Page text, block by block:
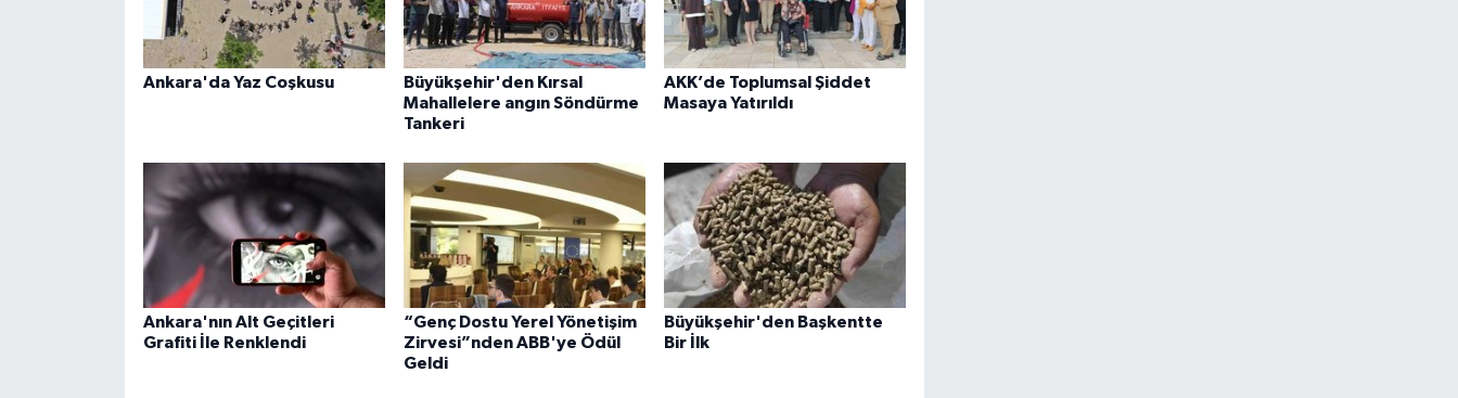
Ankara'da Yaz Coşkusu
Büyükşehir'den Kırsal
Mahallelere angın Söndürme
Tankeri
AKK’de Toplumsal Şiddet
Masaya Yatırıldı
Ankara'nın Alt Geçitleri
Grafiti İle Renklendi
“Genç Dostu Yerel Yönetişim
Zirvesi”nden ABB'ye Ödül
Geldi
Büyükşehir'den Başkentte
Bir İlk